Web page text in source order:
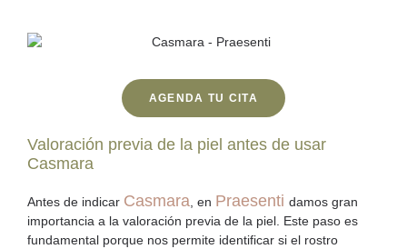
AGENDA TU CITA
Valoración previa de la piel antes de usar
Casmara
Antes de indicar Casmara, en Praesenti damos gran
importancia a la valoración previa de la piel. Este paso es
fundamental porque nos permite identificar si el rostro